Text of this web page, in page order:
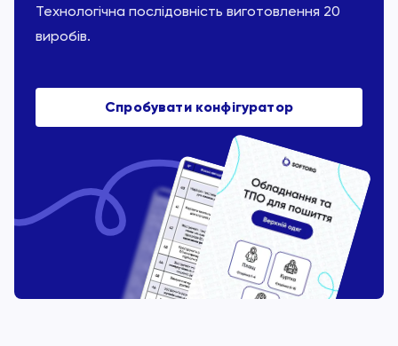
Технологічна послідовність виготовлення 20
виробів.
Спробувати конфігуратор